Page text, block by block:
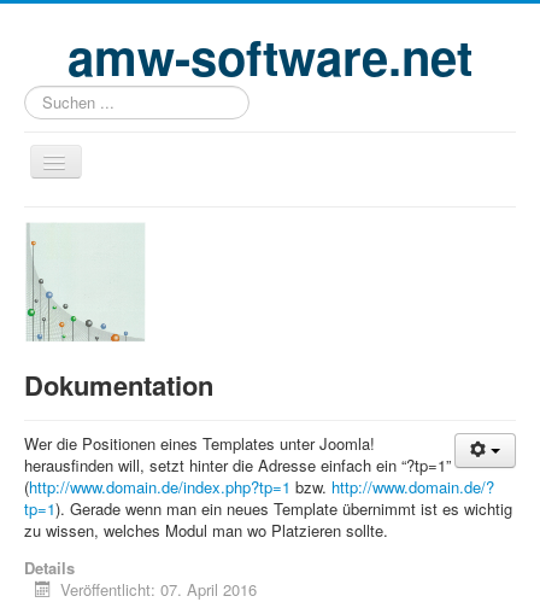
amw-software.net
Suchen
...
Home
Projekte
Partner
Kontakt
Datenschutz
Login
Aktuelle Seite:
Uncategorised
Dokumentation
Dokumentation
Wer die Positionen eines Templates unter Joomla!
herausfinden will, setzt hinter die Adresse einfach ein “?tp=1”
(http://www.domain.de/index.php?tp=1 bzw. http://www.domain.de/?
tp=1). Gerade wenn man ein neues Template übernimmt ist es wichtig
zu wissen, welches Modul man wo Platzieren sollte.
Details
Veröffentlicht: 07. April 2016